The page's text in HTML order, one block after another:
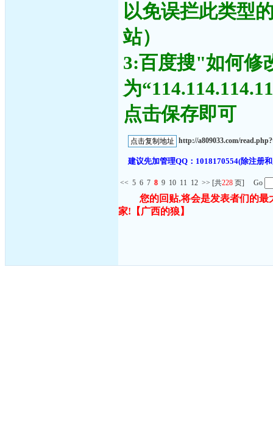
以免误拦此类型
站）
3:百度搜"如何修
为
点击保存即可
http://a809033.com/
建议先加管理QQ：1018170554(除注册
<< 5 6 7 8 9 10 11 12 >> [共228 页] Go
您的回贴,将会是发表者们的
家! 【广西的狼】